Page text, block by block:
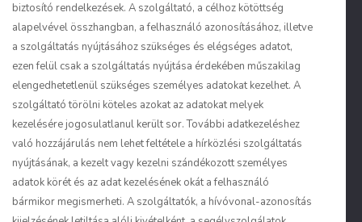
biztosító rendelkezések. A szolgáltató, a célhoz kötöttség
alapelvével összhangban, a felhasználó azonosításához, illetve
a szolgáltatás nyújtásához szükséges és elégséges adatot,
ezen felül csak a szolgáltatás nyújtása érdekében műszakilag
elengedhetetlenül szükséges személyes adatokat kezelhet. A
szolgáltató törölni köteles azokat az adatokat melyek
kezelésére jogosulatlanul került sor. További adatkezeléshez
való hozzájárulás nem lehet feltétele a hírközlési szolgáltatás
nyújtásának, a kezelt vagy kezelni szándékozott személyes
adatok körét és az adat kezelésének okát a felhasználó
bármikor megismerheti. A szolgáltatók, a hívóvonal-azonosítás